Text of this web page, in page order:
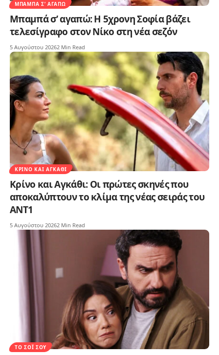
ΜΠΑΜΠΆ Σ’ ΑΓΑΠΏ
Μπαμπά σ’ αγαπώ: Η 5χρονη Σοφία βάζει
τελεσίγραφο στον Νίκο στη νέα σεζόν
5 Αυγούστου 20262 Min Read
ΚΡΊΝΟ ΚΑΙ ΑΓΚΆΘΙ
Κρίνο και Αγκάθι: Οι πρώτες σκηνές που
αποκαλύπτουν το κλίμα της νέας σειράς του
ΑΝΤ1
5 Αυγούστου 20262 Min Read
ΤΟ ΣΌΙ ΣΟΥ